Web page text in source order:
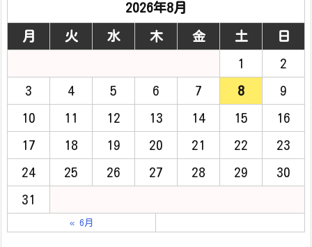
2026年8月
月 火 水 木 金 土 日
1 2
3 4 5 6 7 8 9
10 11 12 13 14 15 16
17 18 19 20 21 22 23
24 25 26 27 28 29 30
31
« 6月